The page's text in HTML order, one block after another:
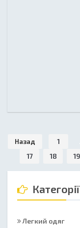
Назад 1
17
18 19
Категорії
Легкий одяг